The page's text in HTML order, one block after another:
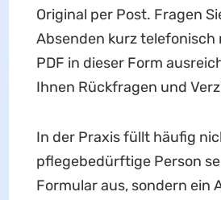
Original per Post. Fragen
Absenden kurz telefonisch
PDF in dieser Form
Ihnen Rückfragen und
In der Praxis füllt häufig
pflegebedürftige Person
Formular aus, sondern ein